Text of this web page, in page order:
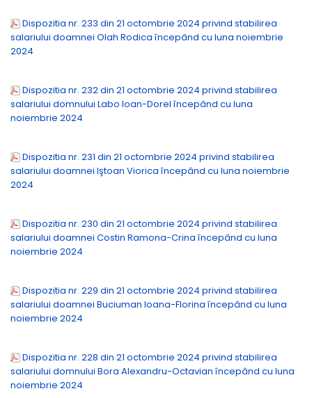
Dispozitia nr. 233 din 21 octombrie 2024 privind stabilirea
salariului doamnei Olah Rodica începând cu luna noiembrie
2024
Dispozitia nr. 232 din 21 octombrie 2024 privind stabilirea
salariului domnului Labo Ioan-Dorel începând cu luna
noiembrie 2024
Dispozitia nr. 231 din 21 octombrie 2024 privind stabilirea
salariului doamnei Iştoan Viorica începând cu luna noiembrie
2024
Dispozitia nr. 230 din 21 octombrie 2024 privind stabilirea
salariului doamnei Costin Ramona-Crina începând cu luna
noiembrie 2024
Dispozitia nr. 229 din 21 octombrie 2024 privind stabilirea
salariului doamnei Buciuman Ioana-Florina începând cu luna
noiembrie 2024
Dispozitia nr. 228 din 21 octombrie 2024 privind stabilirea
salariului domnului Bora Alexandru-Octavian începând cu luna
noiembrie 2024